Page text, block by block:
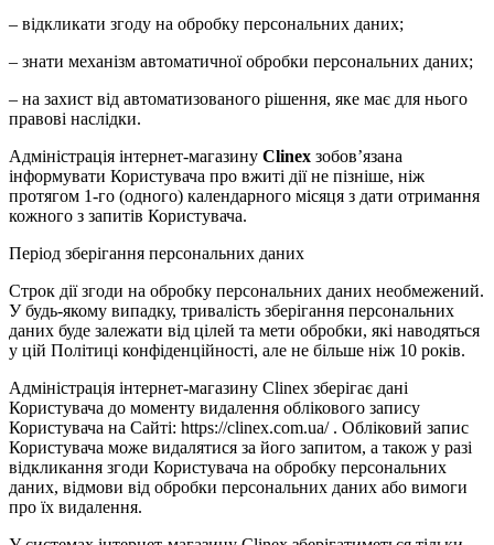
– відкликати згоду на обробку персональних даних;
– знати механізм автоматичної обробки персональних даних;
– на захист від автоматизованого рішення, яке має для нього
правові наслідки.
Адміністрація інтернет-магазину Clinex зобов’язана
інформувати Користувача про вжиті дії не пізніше, ніж
протягом 1-го (одного) календарного місяця з дати отримання
кожного з запитів Користувача.
Період зберігання персональних даних
Строк дії згоди на обробку персональних даних необмежений.
У будь-якому випадку, тривалість зберігання персональних
даних буде залежати від цілей та мети обробки, які наводяться
у цій Політиці конфіденційності, але не більше ніж 10 років.
Адміністрація інтернет-магазину Clinex зберігає дані
Користувача до моменту видалення облікового запису
Користувача на Сайті: https://clinex.com.ua/ . Обліковий запис
Користувача може видалятися за його запитом, а також у разі
відкликання згоди Користувача на обробку персональних
даних, відмови від обробки персональних даних або вимоги
про їх видалення.